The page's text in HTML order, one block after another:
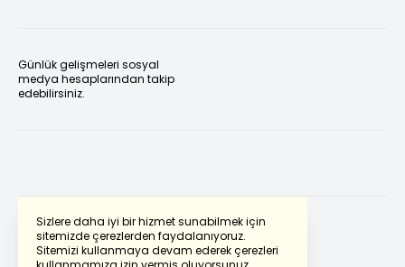
Sizlere daha iyi bir hizmet sunabilmek için
sitemizde çerezlerden faydalanıyoruz.
Sitemizi kullanmaya devam ederek çerezleri
Günlük gelişmeleri sosyal
medya hesaplarından takip
edebilirsiniz.
Powered by Translate